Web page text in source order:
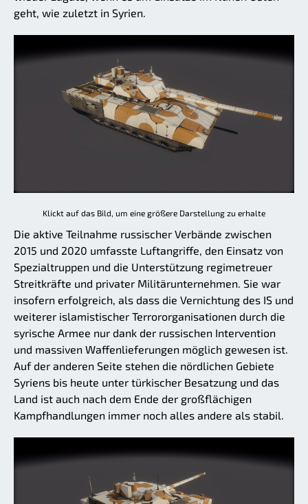
geht, wie zuletzt in Syrien.
Klickt auf das Bild, um eine größere Darstellung zu erhalte
Die aktive Teilnahme russischer Verbände zwischen
2015 und 2020 umfasste Luftangriffe, den Einsatz von
Spezialtruppen und die Unterstützung regimetreuer
Streitkräfte und privater Militärunternehmen. Sie war
insofern erfolgreich, als dass die Vernichtung des IS und
weiterer islamistischer Terrororganisationen durch die
syrische Armee nur dank der russischen Intervention
und massiven Waffenlieferungen möglich gewesen ist.
Auf der anderen Seite stehen die nördlichen Gebiete
Syriens bis heute unter türkischer Besatzung und das
Land ist auch nach dem Ende der großflächigen
Kampfhandlungen immer noch alles andere als stabil.